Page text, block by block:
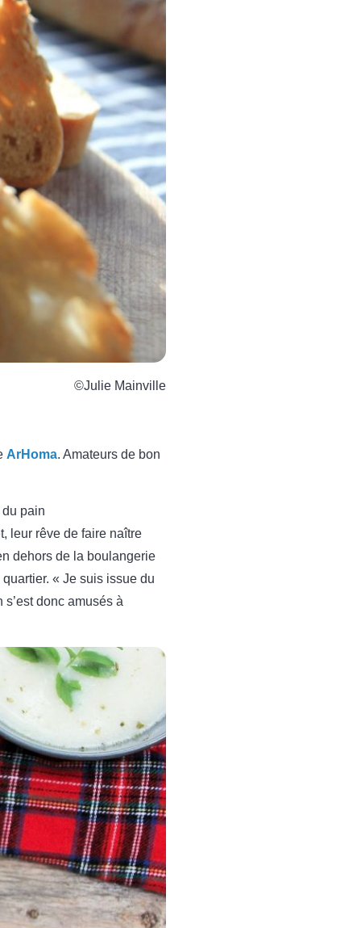
©Julie Mainville
ArHoma. Amateurs de bon
pain
leur rêve de faire naître
dehors de la boulangerie
« Je suis issue du
donc amusés à